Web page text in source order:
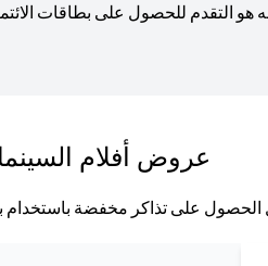
التقدم للحصول على بطاقات
عروض أفلام
الحصول على تذاكر مخفضة